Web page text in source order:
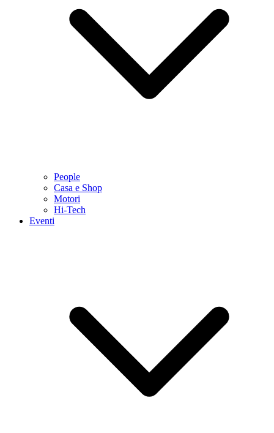
People
Casa e Shop
Motori
Hi-Tech
Eventi